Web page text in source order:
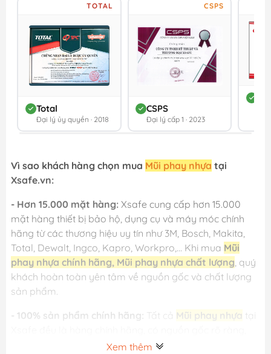
TOTAL
Total
Đại lý ủy quyền · 2018
CSPS
CSPS
Đại lý cấp 1 · 2023
Vì sao khách hàng chọn mua Mũi phay nhựa tại
Xsafe.vn:
- Hơn 15.000 mặt hàng: Xsafe cung cấp hơn 15.000
mặt hàng thiết bị bảo hộ, dụng cụ và máy móc chính
hãng từ các thương hiệu uy tín như 3M, Bosch, Makita,
Total, Dewalt, Ingco, Kapro, Workpro,... Khi mua Mũi
phay nhựa chính hãng, Mũi phay nhựa chất lượng, quý
khách hoàn toàn yên tâm về nguồn gốc và chất lượng
sản phẩm.
- 100% sản phẩm chính hãng: Tất cả Mũi phay nhựa tại
đầy đủ bảo hành theo tiêu chuẩn của nhà sản xuất.
Xem thêm